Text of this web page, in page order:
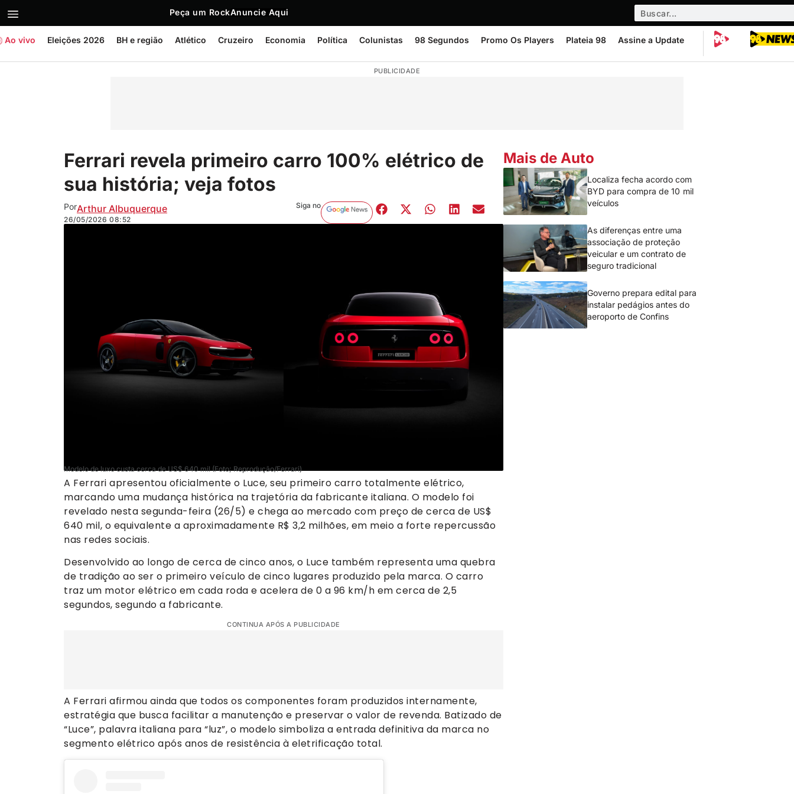
Peça um RockAnuncie Aqui
Ao vivo Eleições 2026 BH e região Atlético Cruzeiro Economia Política Colunistas 98 Segundos Promo Os Players Plateia 98 Assine a Update
PUBLICIDADE
Ferrari revela primeiro carro 100% elétrico de
sua história; veja fotos
PorArthur Albuquerque
26/05/2026 08:52
Siga no
Modelo de luxo custa cerca de US$ 640 mil (Foto; Reprodução/Ferrari)
A Ferrari apresentou oficialmente o Luce, seu primeiro carro totalmente elétrico,
marcando uma mudança histórica na trajetória da fabricante italiana. O modelo foi
revelado nesta segunda-feira (26/5) e chega ao mercado com preço de cerca de US$
640 mil, o equivalente a aproximadamente R$ 3,2 milhões, em meio a forte repercussão
nas redes sociais.
Desenvolvido ao longo de cerca de cinco anos, o Luce também representa uma quebra
de tradição ao ser o primeiro veículo de cinco lugares produzido pela marca. O carro
traz um motor elétrico em cada roda e acelera de 0 a 96 km/h em cerca de 2,5
segundos, segundo a fabricante.
CONTINUA APÓS A PUBLICIDADE
A Ferrari afirmou ainda que todos os componentes foram produzidos internamente,
estratégia que busca facilitar a manutenção e preservar o valor de revenda. Batizado de
“Luce”, palavra italiana para “luz”, o modelo simboliza a entrada definitiva da marca no
segmento elétrico após anos de resistência à eletrificação total.
Mais de Auto
Localiza fecha acordo com
BYD para compra de 10 mil
veículos
As diferenças entre uma
associação de proteção
veicular e um contrato de
seguro tradicional
Governo prepara edital para
instalar pedágios antes do
aeroporto de Confins